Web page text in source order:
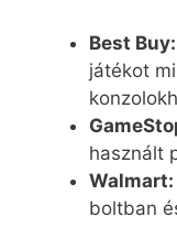
Best Buy:
játékot
használt
Walmart:
boltban